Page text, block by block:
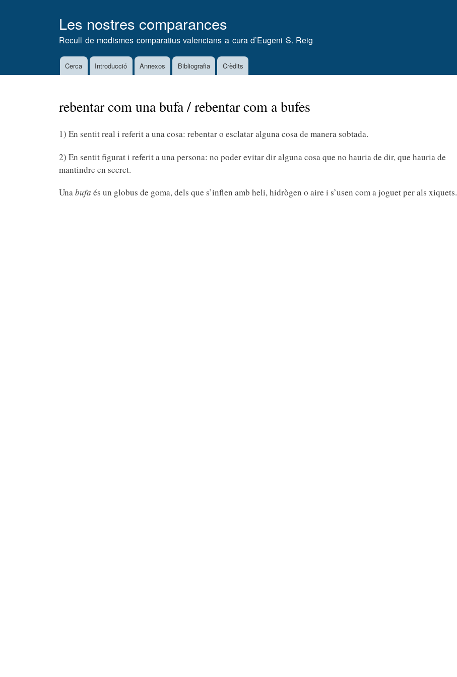
Les nostres comparances
Recull de modismes comparatius valencians a cura d’Eugeni S. Reig
MainCerca Introducció Annexos Bibliografia Crèdits
rebentar com una bufa / rebentar com a bufes
1) En sentit real i referit a una cosa: rebentar o esclatar alguna cosa de manera sobtada.
2) En sentit figurat i referit a una persona: no poder evitar dir alguna cosa que no hauria de dir, que hauria de
mantindre en secret.
Unabufa és un globus de goma, dels que s’inflen amb heli, hidrògen o aire i s’usen com a joguet per als xiquets.